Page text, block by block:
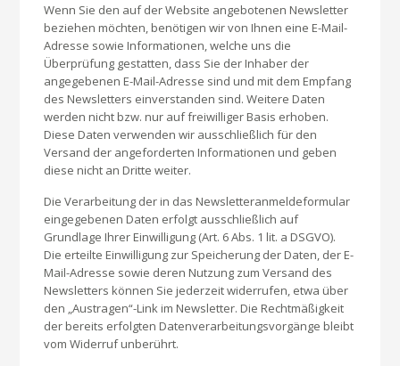
Wenn Sie den auf der Website angebotenen Newsletter
beziehen möchten, benötigen wir von Ihnen eine E-Mail-
Adresse sowie Informationen, welche uns die
Überprüfung gestatten, dass Sie der Inhaber der
angegebenen E-Mail-Adresse sind und mit dem Empfang
des Newsletters einverstanden sind. Weitere Daten
werden nicht bzw. nur auf freiwilliger Basis erhoben.
Diese Daten verwenden wir ausschließlich für den
Versand der angeforderten Informationen und geben
diese nicht an Dritte weiter.
Die Verarbeitung der in das Newsletteranmeldeformular
eingegebenen Daten erfolgt ausschließlich auf
Grundlage Ihrer Einwilligung (Art. 6 Abs. 1 lit. a DSGVO).
Die erteilte Einwilligung zur Speicherung der Daten, der E-
Mail-Adresse sowie deren Nutzung zum Versand des
Newsletters können Sie jederzeit widerrufen, etwa über
den „Austragen“-Link im Newsletter. Die Rechtmäßigkeit
der bereits erfolgten Datenverarbeitungsvorgänge bleibt
vom Widerruf unberührt.